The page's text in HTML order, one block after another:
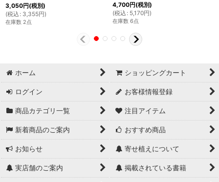
3,050円(税別)
(税込 : 3,355円)
在庫数 2点
4,700円(税別)
(税込 : 5,170円)
在庫数 6点
ホーム ショッピングカート
ログイン お客様情報登録
商品カテゴリ一覧 注目アイテム
新着商品のご案内 おすすめ商品
お知らせ 寄せ植えについて
実店舗のご案内 掲載されている書籍